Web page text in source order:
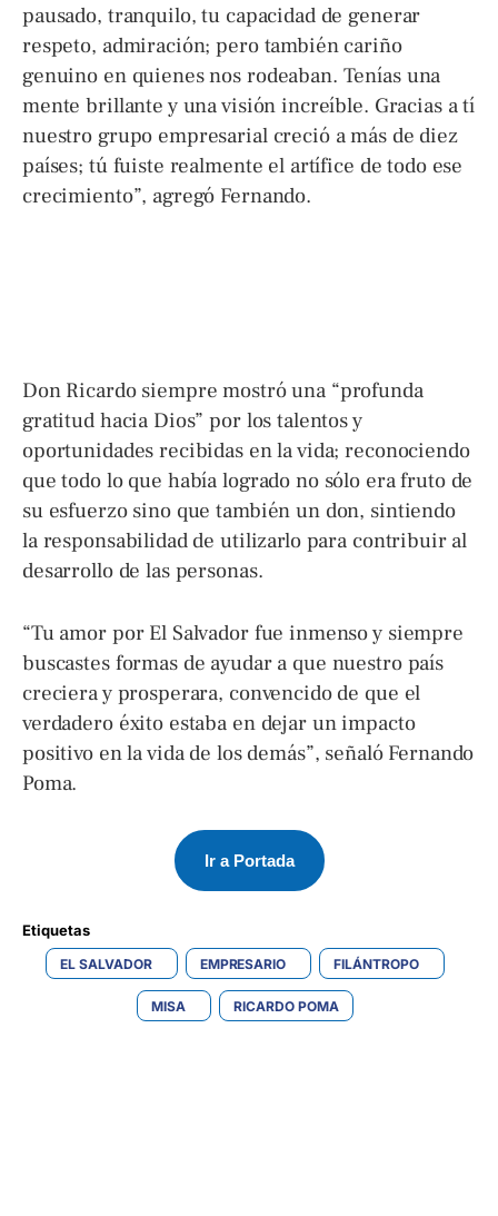
pausado, tranquilo, tu capacidad de generar
respeto, admiración; pero también cariño
genuino en quienes nos rodeaban. Tenías una
mente brillante y una visión increíble. Gracias a tí
nuestro grupo empresarial creció a más de diez
países; tú fuiste realmente el artífice de todo ese
crecimiento”, agregó Fernando.
Don Ricardo siempre mostró una “profunda
gratitud hacia Dios” por los talentos y
oportunidades recibidas en la vida; reconociendo
que todo lo que había logrado no sólo era fruto de
su esfuerzo sino que también un don, sintiendo
la responsabilidad de utilizarlo para contribuir al
desarrollo de las personas.
“Tu amor por El Salvador fue inmenso y siempre
buscastes formas de ayudar a que nuestro país
creciera y prosperara, convencido de que el
verdadero éxito estaba en dejar un impacto
positivo en la vida de los demás”, señaló Fernando
Poma.
Ir a Portada
Etiquetas
EL SALVADOR EMPRESARIO FILÁNTROPO
MISA RICARDO POMA